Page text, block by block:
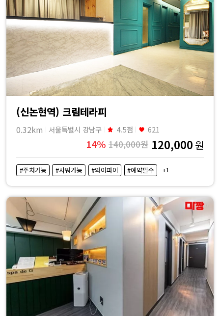
(신논현역) 크림테라피
0.32km 서울특별시 강남구 4.5점 621
14% 140,000원 120,000 원
#주차가능 #샤워가능 #와이파이 #예약필수 +1